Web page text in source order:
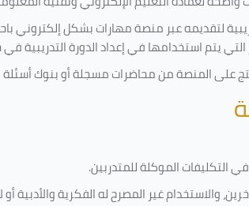
لتقديمه عبر منصة مهارات بشكل
التي يتم استخدامها في إعداد الدورة
على المنصة من محاضرات مسجلة أو بنوك
التكليفاتالموكلة للمتدربين.
والاستخدام غير المصرح له الفكرية